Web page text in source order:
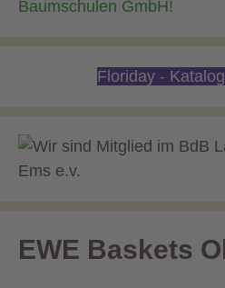
Floriday -
EWE Baskets